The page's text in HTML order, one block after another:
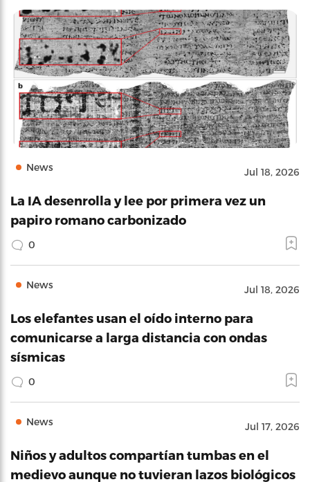
News Jul 18, 2026
La IA desenrolla y lee por primera vez un
papiro romano carbonizado
0
News Jul 18, 2026
Los elefantes usan el oído interno para
comunicarse a larga distancia con ondas
sísmicas
0
News Jul 17, 2026
Niños y adultos compartían tumbas en el
medievo aunque no tuvieran lazos biológicos